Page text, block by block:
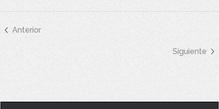
Anterior
Siguiente